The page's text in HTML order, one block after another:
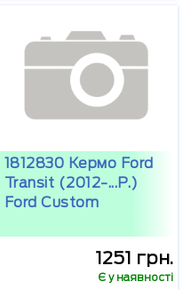
1812830 Кермо Ford
Transit (2012-...р.)
Ford Custom
1251 грн.
Є у наявності